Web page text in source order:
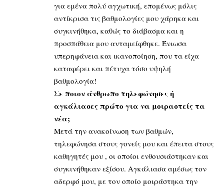
για εμένα πολύ αγχωτική, επομένως μόλις
αντίκρισα τις βαθμολογίες μου χάρηκα και
συγκινήθηκα, καθώς το διάβασμα και η
προσπάθεια μου ανταμείφθηκε. Ένιωσα
υπερηφάνεια και ικανοποίηση, που τα είχα
καταφέρει και πέτυχα τόσο υψηλή
βαθμολογία!
Σε ποιον άνθρωπο τηλεφώνησες ή
αγκάλιασες πρώτο για να μοιραστείς τα
νέα;
Μετά την ανακοίνωση των βαθμών,
τηλεφώνησα στους γονείς μου και έπειτα στους
καθηγητές μου , οι οποίοι ενθουσιάστηκαν και
συγκινήθηκαν εξίσου. Αγκάλιασα αμέσως τον
αδερφό μου, με τον οποίο μοιράστηκα την